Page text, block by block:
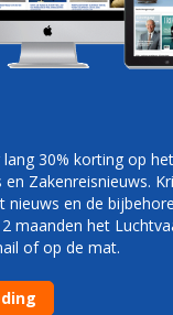
Podcasts
KLM
OVER
30% korting op
en Zakenreisnieuws.
en de
maanden het
of op de mat.